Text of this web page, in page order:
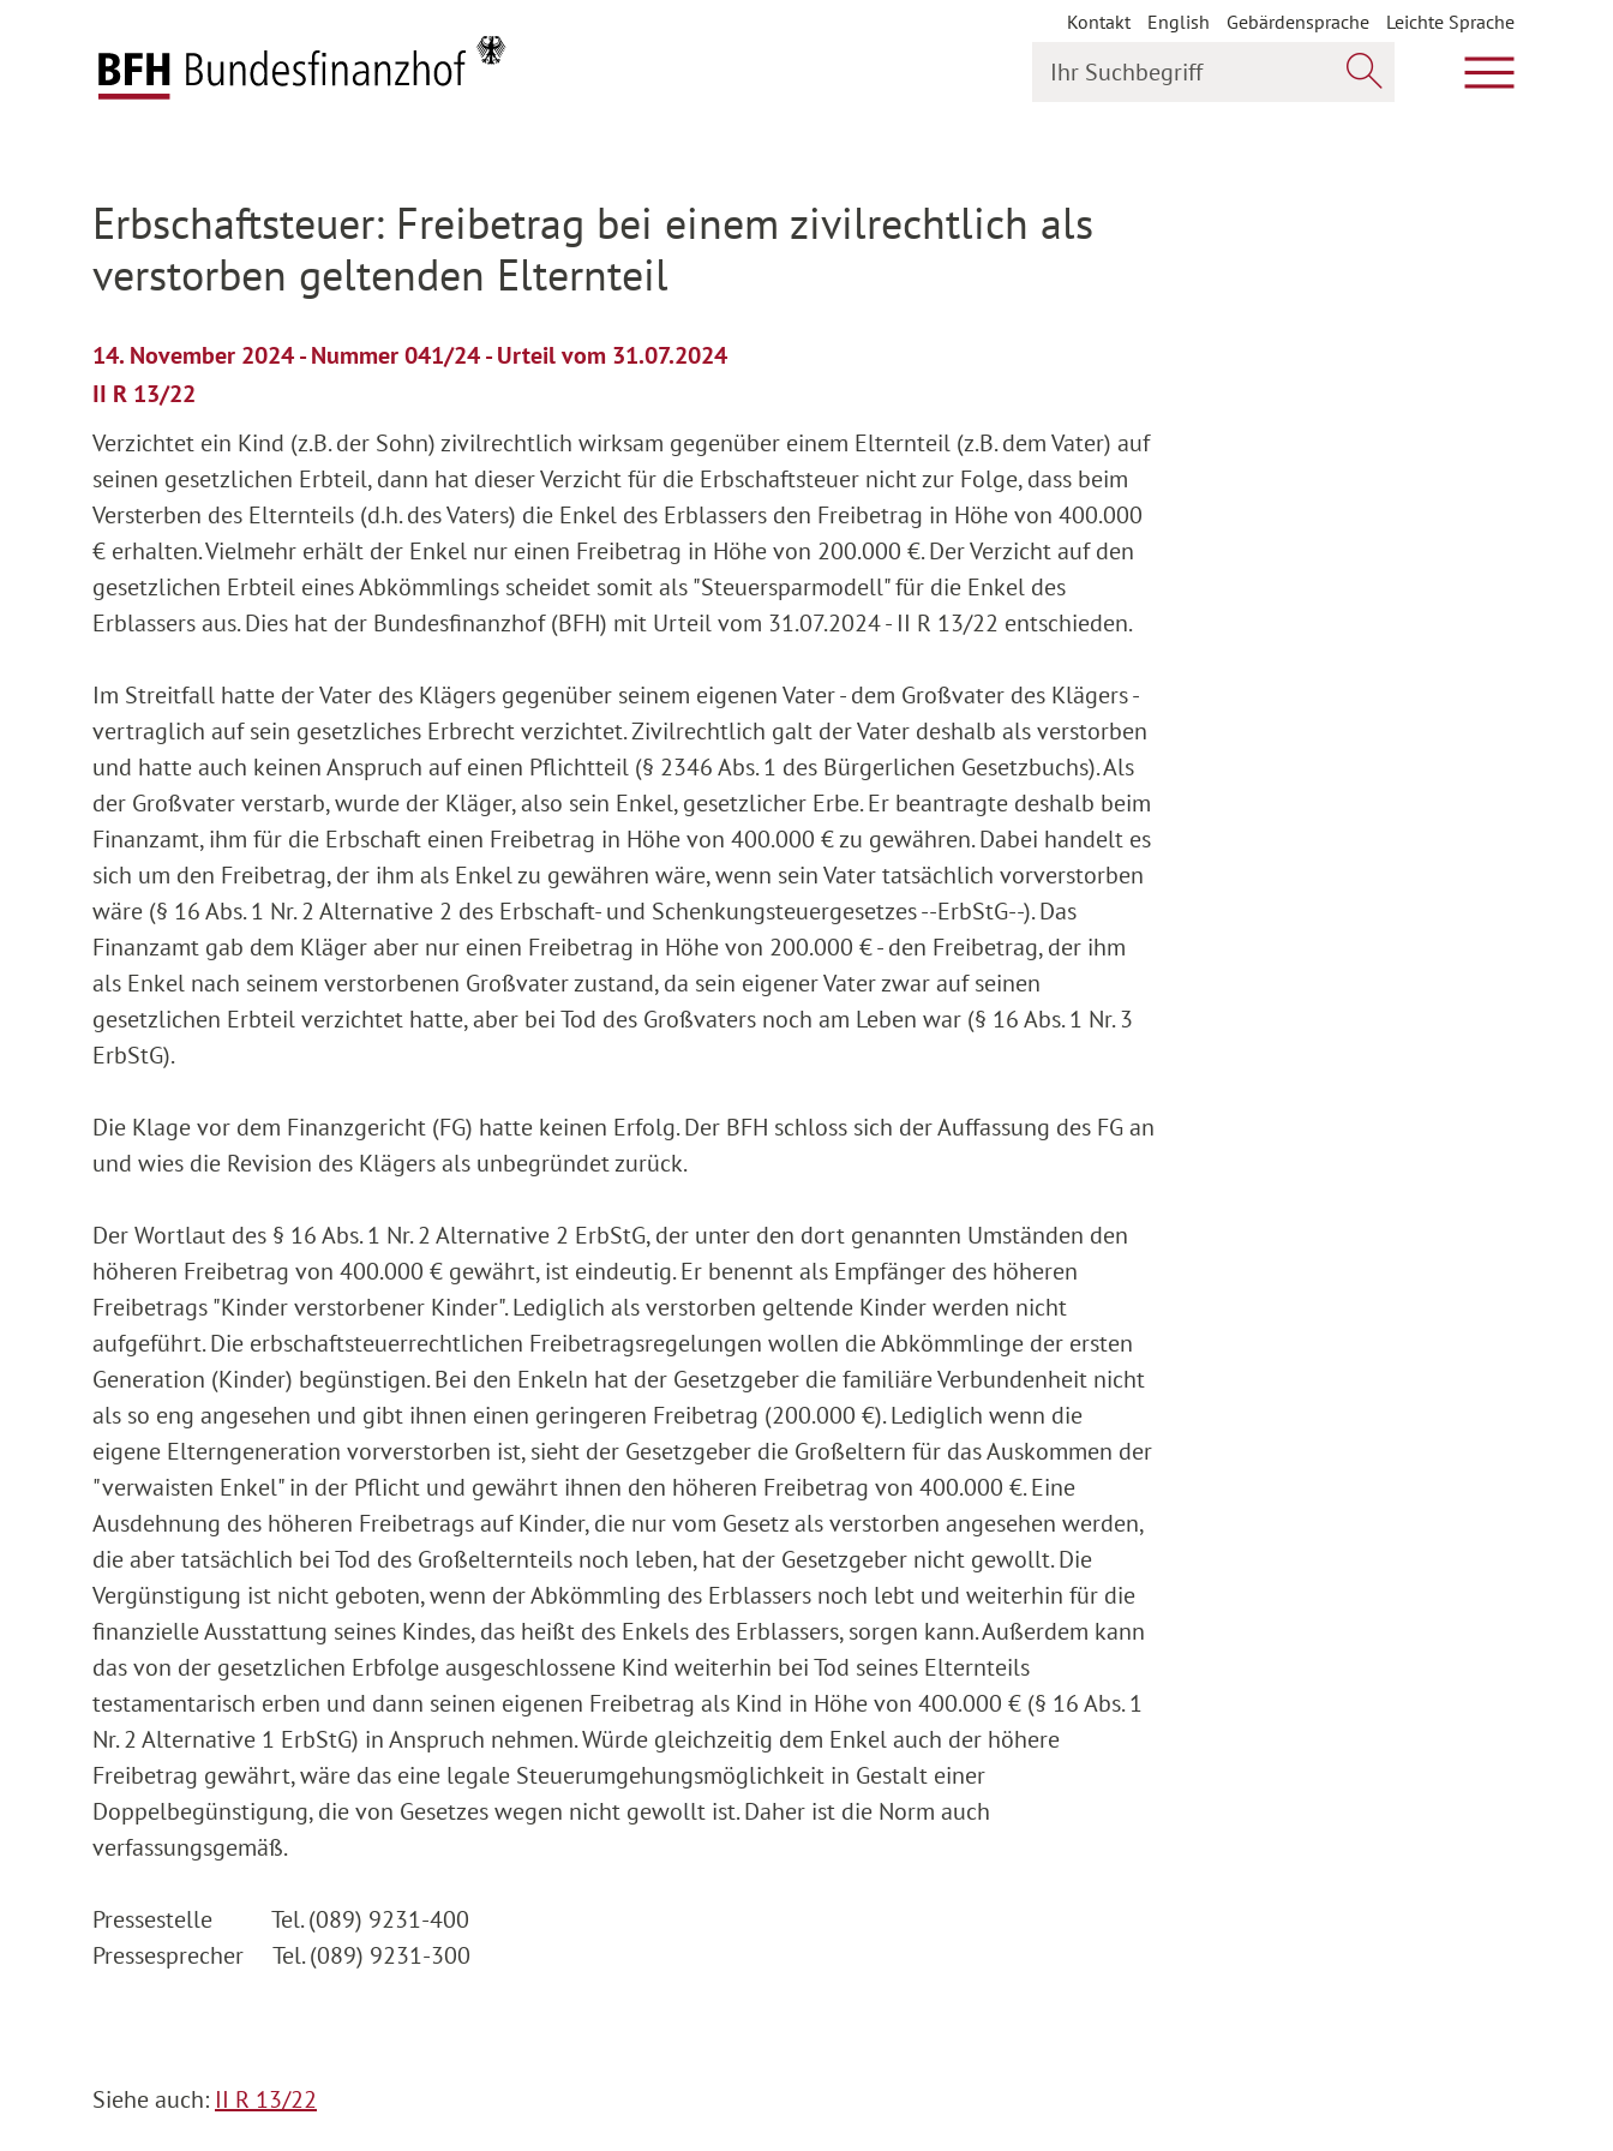
Kontakt English Gebärdensprache
Leichte Sprache
Hauptmenü
Startseite
Erbschaftsteuer: Freibetrag bei einem zivilrechtlich als
verstorben geltenden Elternteil
14. November 2024 - Nummer 041/24 - Urteil vom 31.07.2024
II R 13/22
Verzichtet ein Kind (z.B. der Sohn) zivilrechtlich wirksam gegenüber einem Elternteil (z.B. dem Vater) auf
seinen gesetzlichen Erbteil, dann hat dieser Verzicht für die Erbschaftsteuer nicht zur Folge, dass beim
Versterben des Elternteils (d.h. des Vaters) die Enkel des Erblassers den Freibetrag in Höhe von 400.000
€ erhalten. Vielmehr erhält der Enkel nur einen Freibetrag in Höhe von 200.000 €. Der Verzicht auf den
gesetzlichen Erbteil eines Abkömmlings scheidet somit als "Steuersparmodell" für die Enkel des
Erblassers aus. Dies hat der Bundesfinanzhof (BFH) mit Urteil vom 31.07.2024 - II R 13/22 entschieden.
Im Streitfall hatte der Vater des Klägers gegenüber seinem eigenen Vater - dem Großvater des Klägers -
vertraglich auf sein gesetzliches Erbrecht verzichtet. Zivilrechtlich galt der Vater deshalb als verstorben
und hatte auch keinen Anspruch auf einen Pflichtteil (§ 2346 Abs. 1 des Bürgerlichen Gesetzbuchs). Als
der Großvater verstarb, wurde der Kläger, also sein Enkel, gesetzlicher Erbe. Er beantragte deshalb beim
Finanzamt, ihm für die Erbschaft einen Freibetrag in Höhe von 400.000 € zu gewähren. Dabei handelt es
sich um den Freibetrag, der ihm als Enkel zu gewähren wäre, wenn sein Vater tatsächlich vorverstorben
wäre (§ 16 Abs. 1 Nr. 2 Alternative 2 des Erbschaft- und Schenkungsteuergesetzes --ErbStG--). Das
Finanzamt gab dem Kläger aber nur einen Freibetrag in Höhe von 200.000 € - den Freibetrag, der ihm
als Enkel nach seinem verstorbenen Großvater zustand, da sein eigener Vater zwar auf seinen
gesetzlichen Erbteil verzichtet hatte, aber bei Tod des Großvaters noch am Leben war (§ 16 Abs. 1 Nr. 3
ErbStG).
Die Klage vor dem Finanzgericht (FG) hatte keinen Erfolg. Der BFH schloss sich der Auffassung des FG an
und wies die Revision des Klägers als unbegründet zurück.
Der Wortlaut des § 16 Abs. 1 Nr. 2 Alternative 2 ErbStG, der unter den dort genannten Umständen den
höheren Freibetrag von 400.000 € gewährt, ist eindeutig. Er benennt als Empfänger des höheren
Freibetrags "Kinder verstorbener Kinder". Lediglich als verstorben geltende Kinder werden nicht
aufgeführt. Die erbschaftsteuerrechtlichen Freibetragsregelungen wollen die Abkömmlinge der ersten
Generation (Kinder) begünstigen. Bei den Enkeln hat der Gesetzgeber die familiäre Verbundenheit nicht
als so eng angesehen und gibt ihnen einen geringeren Freibetrag (200.000 €). Lediglich wenn die
eigene Elterngeneration vorverstorben ist, sieht der Gesetzgeber die Großeltern für das Auskommen der
"verwaisten Enkel" in der Pflicht und gewährt ihnen den höheren Freibetrag von 400.000 €. Eine
Ausdehnung des höheren Freibetrags auf Kinder, die nur vom Gesetz als verstorben angesehen werden,
die aber tatsächlich bei Tod des Großelternteils noch leben, hat der Gesetzgeber nicht gewollt. Die
Vergünstigung ist nicht geboten, wenn der Abkömmling des Erblassers noch lebt und weiterhin für die
finanzielle Ausstattung seines Kindes, das heißt des Enkels des Erblassers, sorgen kann. Außerdem kann
das von der gesetzlichen Erbfolge ausgeschlossene Kind weiterhin bei Tod seines Elternteils
testamentarisch erben und dann seinen eigenen Freibetrag als Kind in Höhe von 400.000 € (§ 16 Abs. 1
Nr. 2 Alternative 1 ErbStG) in Anspruch nehmen. Würde gleichzeitig dem Enkel auch der höhere
Freibetrag gewährt, wäre das eine legale Steuerumgehungsmöglichkeit in Gestalt einer
Doppelbegünstigung, die von Gesetzes wegen nicht gewollt ist. Daher ist die Norm auch
verfassungsgemäß.
Pressestelle Tel. (089) 9231-400
Pressesprecher Tel. (089) 9231-300
Siehe auch: II R 13/22